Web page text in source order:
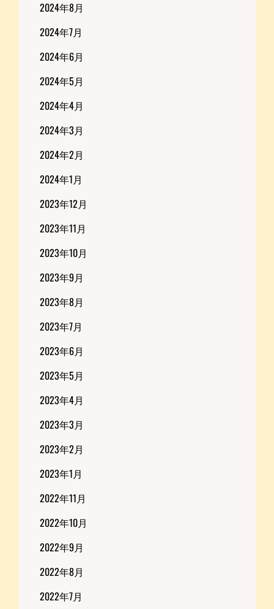
2024年8月
2024年7月
2024年6月
2024年5月
2024年4月
2024年3月
2024年2月
2024年1月
2023年12月
2023年11月
2023年10月
2023年9月
2023年8月
2023年7月
2023年6月
2023年5月
2023年4月
2023年3月
2023年2月
2023年1月
2022年11月
2022年10月
2022年9月
2022年8月
2022年7月